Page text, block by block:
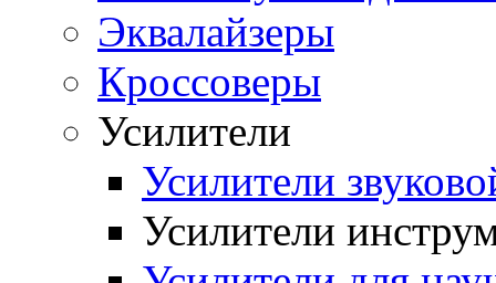
Эквалайзеры
Кроссоверы
Усилители
Усилители
Усилители